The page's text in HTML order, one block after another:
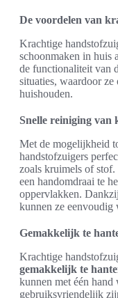
De voordelen van
Krachtige
schoonmaken in huis
de functionaliteit van
situaties, waardoor
huishouden.
Snelle reiniging van
Met de mogelijkheid
handstofzuigers
zoals kruimels of
een handomdraai te
oppervlakken.
kunnen ze eenvoudig
Gemakkelijk te
Krachtige
gemakkelijk te
kunnen met één
gebruiksvriendelijk